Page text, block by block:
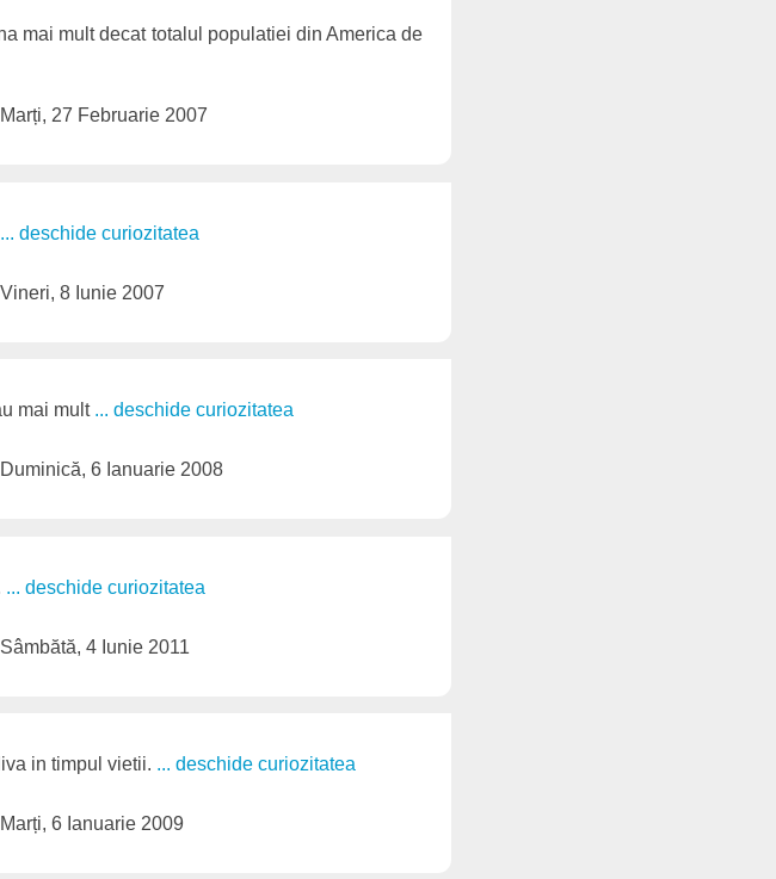
mai mult decat totalul populatiei din America de
Marți, 27 Februarie 2007
... deschide curiozitatea
Vineri, 8 Iunie 2007
mai mult ... deschide curiozitatea
Duminică, 6 Ianuarie 2008
... deschide curiozitatea
Sâmbătă, 4 Iunie 2011
in timpul vietii. ... deschide curiozitatea
Marți, 6 Ianuarie 2009